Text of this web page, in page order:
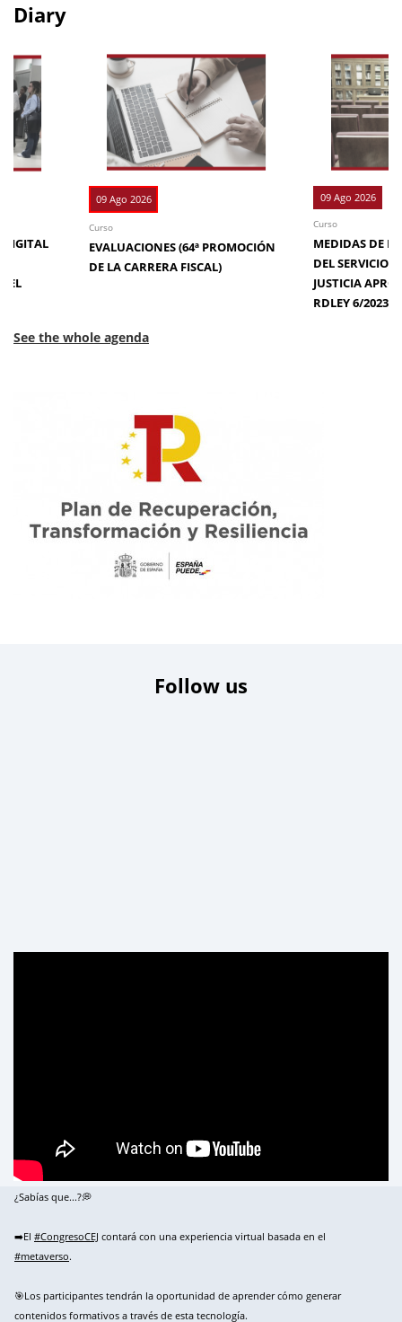
Diary
DIGITAL
EL
09 Ago 2026
Curso
EVALUACIONES (64ª PROMOCIÓN
DE LA CARRERA FISCAL)
09 Ago 2026
Curso
MEDIDAS DE
DEL SERVICIO
JUSTICIA
RDLEY 6/2023
See the whole agenda
Follow us
¿Sabías que...?💭
➡️El #CongresoCEJ contará con una experiencia virtual basada en el
#metaverso.
🎯Los participantes tendrán la oportunidad de aprender cómo generar
contenidos formativos a través de esta tecnología.